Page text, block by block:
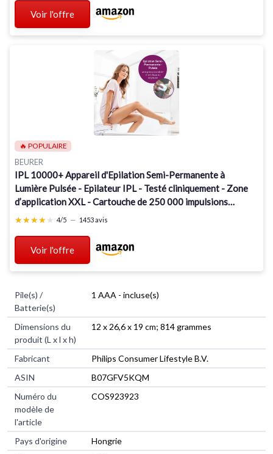
Voir l'offre
🔥 POPULAIRE
BEURER
IPL 10000+ Appareil d'Epilation Semi-Permanente à
Lumière Pulsée - Epilateur IPL - Testé cliniquement - Zone
d’application XXL - Cartouche de 250 000 impulsions
lumineuses 1 unité (Lot de 1)
★★★★★
★★★★★ 4/5 — 1453 avis
Voir l'offre
Pile(s) /
Batterie(s)
1 AAA - incluse(s)
Dimensions du
produit (L x l x h)
12 x 26,6 x 19 cm; 814 grammes
Fabricant
Philips Consumer Lifestyle B.V.
ASIN
B07GFV5KQM
Numéro du
modèle de
l'article
COS923923
Pays d'origine
Hongrie